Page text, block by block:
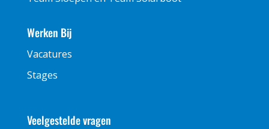
Werken Bij
Vacatures
Stages
Veelgestelde vragen